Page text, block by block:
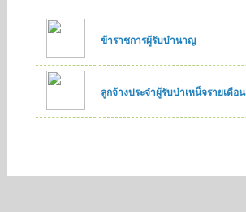
ข้าราชการผู้รับบำนาญ
ลูกจ้างประจำผู้รับบำเหน็จรายเดือน